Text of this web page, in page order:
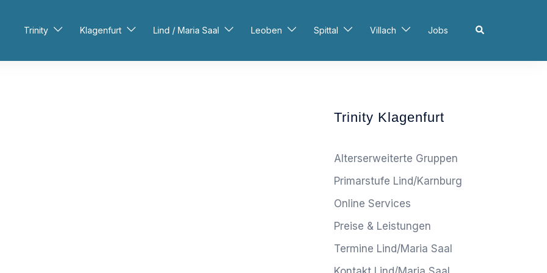
Trinity Klagenfurt Lind / Maria Saal Leoben Spittal Villach Jobs Search
Trinity Klagenfurt
Alterserweiterte Gruppen
Primarstufe Lind/Karnburg
Online Services
Preise & Leistungen
Termine Lind/Maria Saal